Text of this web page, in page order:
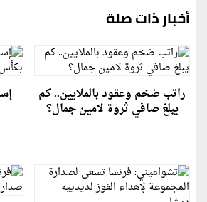
أخبار ذات صلة
راتب ضخم وعقود بالملايين.. كم
يبلغ صافي ثروة لامين جمال؟